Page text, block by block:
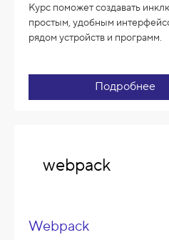
Курс поможет создавать
простым, удобным
рядом устройств и программ.
Подробнее
webpack
Webpack